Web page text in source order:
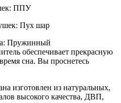
ППУ
Пух шар
Пружинный
обеспечивает прекрасную
сна. Вы проснетесь
изготовлен из натуральных,
высокого качества, ДВП,